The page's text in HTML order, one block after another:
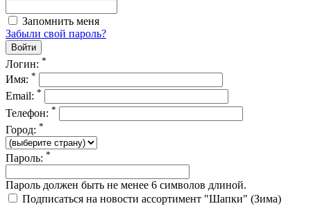
Запомнить меня
Забыли свой пароль?
Логин: *
Имя: *
Email: *
Телефон: *
Город: *
Пароль: *
Пароль должен быть не менее 6 символов длиной.
Подписаться на новости ассортимент "Шапки" (Зима)